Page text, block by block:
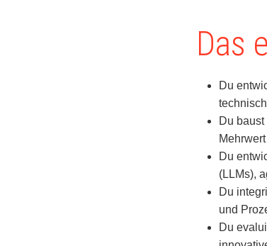
Das
Du
Du
Du
(LLMs),
Du
und
Du